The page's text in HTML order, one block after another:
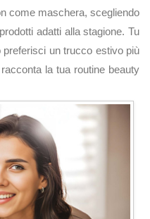
come maschera, scegliendo
adatti alla stagione. Tu
un trucco estivo più
la tua routine beauty